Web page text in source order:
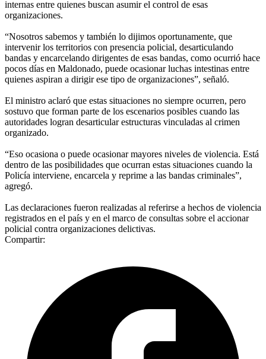
internas entre quienes buscan asumir el control de esas
organizaciones.
“Nosotros sabemos y también lo dijimos oportunamente, que
intervenir los territorios con presencia policial, desarticulando
bandas y encarcelando dirigentes de esas bandas, como ocurrió hace
pocos días en Maldonado, puede ocasionar luchas intestinas entre
quienes aspiran a dirigir ese tipo de organizaciones”, señaló.
El ministro aclaró que estas situaciones no siempre ocurren, pero
sostuvo que forman parte de los escenarios posibles cuando las
autoridades logran desarticular estructuras vinculadas al crimen
organizado.
“Eso ocasiona o puede ocasionar mayores niveles de violencia. Está
dentro de las posibilidades que ocurran estas situaciones cuando la
Policía interviene, encarcela y reprime a las bandas criminales”,
agregó.
Las declaraciones fueron realizadas al referirse a hechos de violencia
registrados en el país y en el marco de consultas sobre el accionar
policial contra organizaciones delictivas.
Compartir: